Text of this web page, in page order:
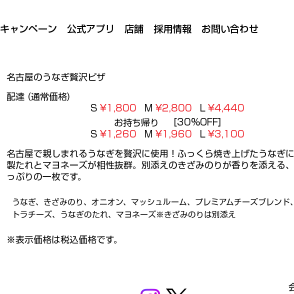
キャンペーン 公式アプリ 店舗 採用情報 お問い合わせ
名古屋のうなぎ贅沢ピザ
配達 (通常価格)
S ¥1,800 M ¥2,800
¥4,440
お持ち帰り
[30%OFF]
S ¥1,260 M ¥1,960 ¥3,100
名古屋で親しまれるうなぎを贅沢に使用！ふっくら焼き上げたうなぎ
製たれとマヨネーズが相性抜群。別添えのきざみのりが香りを添える
っぷりの一枚です。
うなぎ、きざみのり、オニオン、マッシュルーム、プレミアムチーズブレンド
トラチーズ、うなぎのたれ、マヨネーズ※きざみのりは別添え
※表示価格は税込価格です。